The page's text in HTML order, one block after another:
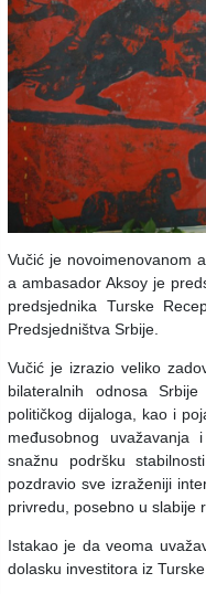
Vučić je novoimenovanom
a ambasador Aksoy je
predsjednika Turske
Predsjedništva Srbije.
Vučić je izrazio veliko
bilateralnih odnosa
političkog dijaloga, kao i
međusobnog
snažnu podršku
pozdravio sve izraženiji
privredu, posebno u slabije
Istakao je da veoma
dolasku investitora iz